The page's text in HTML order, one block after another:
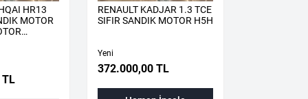
HR13
MOTOR
RENAULT KADJAR 1.3 TCE
SIFIR SANDIK MOTOR H5H
Yeni
372.000,00 TL